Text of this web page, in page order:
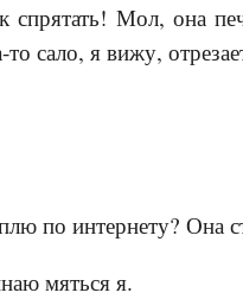
спрятать! Мол, она
сало, я вижу,
по интернету? Она
мяться я.